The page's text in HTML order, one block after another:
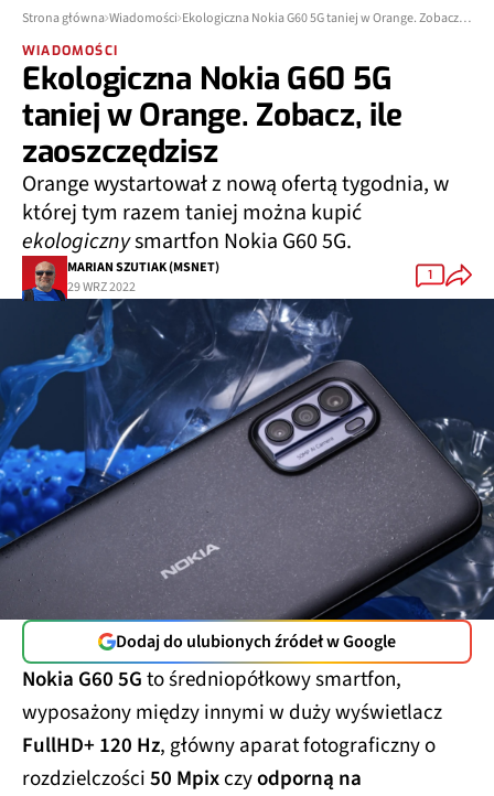
Strona główna Wiadomości Ekologiczna Nokia G60 5G taniej w Orange. Zobacz, ile zaoszczędzisz
WIADOMOŚCI
Ekologiczna Nokia G60 5G
taniej w Orange. Zobacz, ile
zaoszczędzisz
Orange wystartował z nową ofertą tygodnia, w
której tym razem taniej można kupić
ekologicznysmartfon Nokia G60 5G.
MARIAN SZUTIAK (MSNET)
29 WRZ 2022
1
Dodaj do ulubionych źródeł w Google
Nokia G60 5Gto średniopółkowy smartfon,
wyposażony między innymi w duży wyświetlacz
FullHD+ 120 Hz, główny aparat fotograficzny o
rozdzielczości50 Mpixczyodporną na